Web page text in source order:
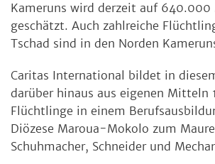
Kameruns wird derzeit auf 640.000
geschätzt. Auch zahlreiche
Tschad sind in den Norden
Caritas International bildet in
darüber hinaus aus eigenen Mitteln
Flüchtlinge in einem
Diözese Maroua-Mokolo zum
Schuhmacher, Schneider und